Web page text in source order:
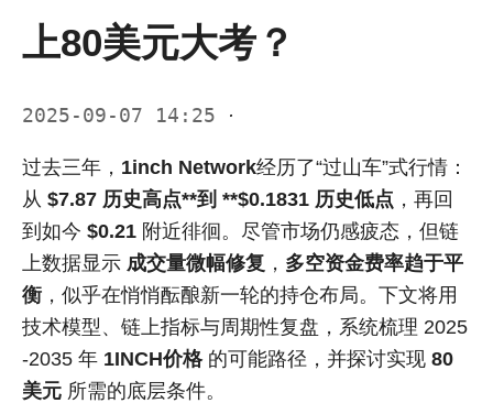
上80美元大考？
2025-09-07 14:25 ·
过去三年， 1inch Network经历了“过山车”式行情：
从 $7.87 历史高点**到 **$0.1831 历史低点 ，再回
到如今 $0.21 附近徘徊。尽管市场仍感疲态，但链
上数据显示 成交量微幅修复 ， 多空资金费率趋于平
衡 ，似乎在悄悄酝酿新一轮的持仓布局。下文将用
技术模型、链上指标与周期性复盘，系统梳理 2025
-2035 年 1INCH价格的可能路径，并探讨实现 80
美元 所需的底层条件。